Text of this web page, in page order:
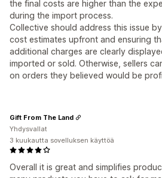
the final costs are higher than the
during the import process.
Collective should address this issue
cost estimates upfront and ensuring
additional charges are clearly
imported or sold. Otherwise, sellers
on orders they believed would be
Overall it is great and simplifies
Gift From The Land
Yhdysvallat
3 kuukautta sovelluksen käyttöä